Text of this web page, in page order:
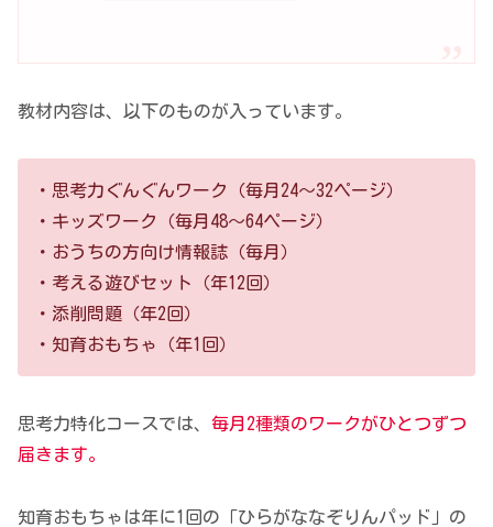
教材内容は、以下のものが入っています。
・思考力ぐんぐんワーク（毎月24～32ページ）
・キッズワーク（毎月48～64ページ）
・おうちの方向け情報誌（毎月）
・考える遊びセット（年12回）
・添削問題（年2回）
・知育おもちゃ（年1回）
思考力特化コースでは、 毎月2種類のワークがひとつずつ
届きます。
知育おもちゃは年に1回の「ひらがななぞりんパッド」の